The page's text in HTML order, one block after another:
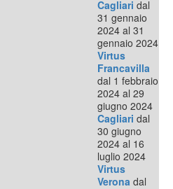
Cagliari dal
31 gennaio
2024 al 31
gennaio 2024
Virtus
Francavilla
dal 1 febbraio
2024 al 29
giugno 2024
Cagliari dal
30 giugno
2024 al 16
luglio 2024
Virtus
Verona dal